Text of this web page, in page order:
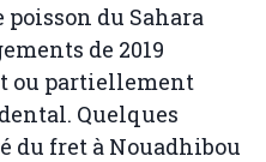
du Sahara
de 2019
ou partiellement
Quelques
du fret à Nouadhibou